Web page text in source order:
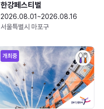
한강페스티벌
2026.08.01~2026.08.16
서울특별시 마포구
개최중